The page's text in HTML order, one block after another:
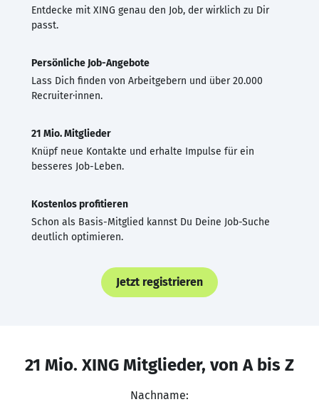
Entdecke mit XING genau den Job, der wirklich zu Dir
passt.
Persönliche Job-Angebote
Lass Dich finden von Arbeitgebern und über 20.000
Recruiter·innen.
21 Mio. Mitglieder
Knüpf neue Kontakte und erhalte Impulse für ein
besseres Job-Leben.
Kostenlos profitieren
Schon als Basis-Mitglied kannst Du Deine Job-Suche
deutlich optimieren.
Jetzt registrieren
21 Mio. XING Mitglieder, von A bis Z
Nachname: